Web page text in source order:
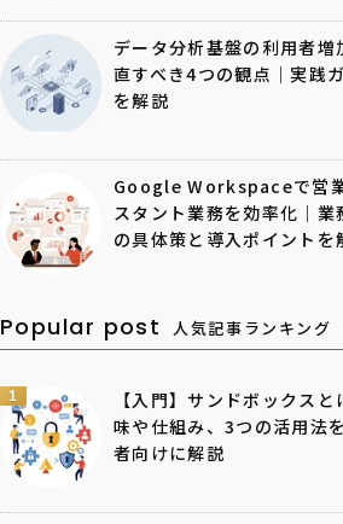
データ分析基盤の利用者増
直すべき4つの観点｜実践
を解説
Google Workspaceで営
スタント業務を効率化｜業
の具体策と導入ポイントを
Popular post 人気記事ランキング
1
【入門】サンドボックスと
味や仕組み、3つの活用法
者向けに解説